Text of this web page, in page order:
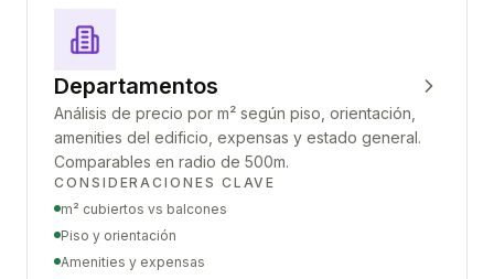
Departamentos
Análisis de precio por m² según piso, orientación,
amenities del edificio, expensas y estado general.
Comparables en radio de 500m.
CONSIDERACIONES CLAVE
m² cubiertos vs balcones
Piso y orientación
Amenities y expensas